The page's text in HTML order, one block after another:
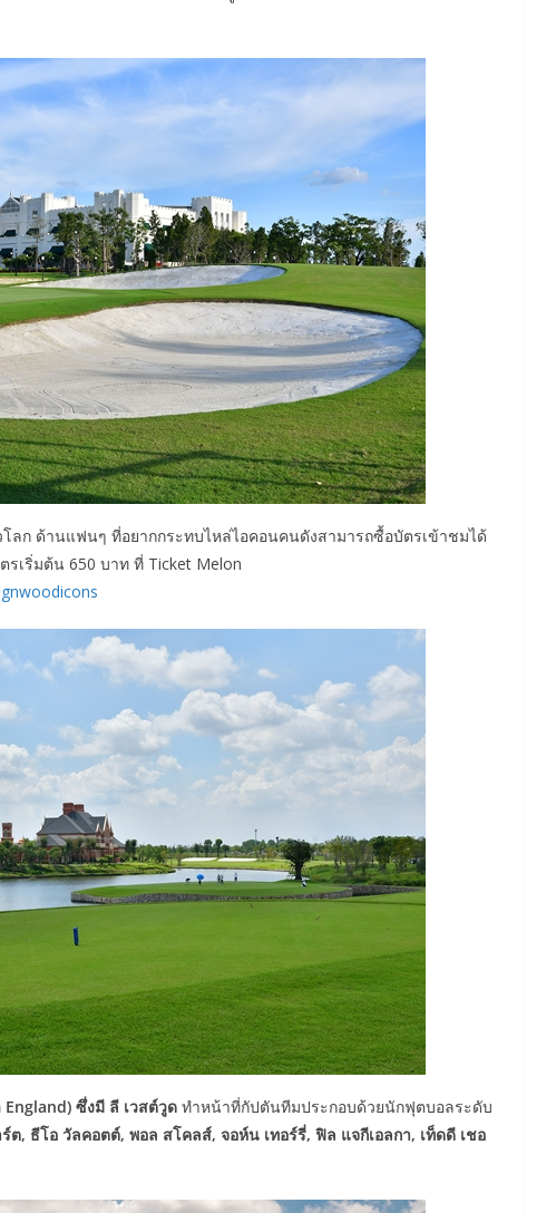
ลก ด้านแฟนๆ ที่อยากกระทบไหล่ไอคอนคนดังสามารถซื้อบัตรเข้าชมได้
เริ่มต้น 650 บาท ที่ Ticket Melon
England) ซึ่งมี ลี เวสต์วูด ทำหน้าที่กัปตันทีมประกอบด้วยนักฟุตบอลระดับ
ต, ธีโอ วัลคอตต์, พอล สโคลส์, จอห์น เทอร์รี่, ฟิล แจกีเอลกา, เท็ดดี เชอ